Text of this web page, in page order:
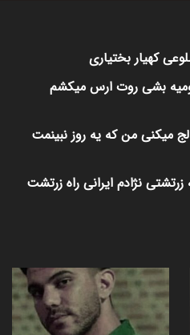
کهیار بختیاری
بشی روت ارس میکشم
میکنی من که یه روز نبینمت
نژادم ایرانی راه زرتشت